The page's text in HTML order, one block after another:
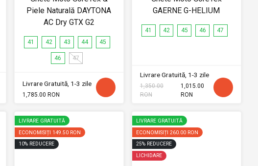
Piele Naturală DAYTONA
AC Dry GTX G2
41 42 43 44 45
46 47
Livrare Gratuită, 1-3 zile
1,785.00 RON
GAERNE G-HELIUM
41 42 45 46 47
Livrare Gratuită, 1-3 zile
1,350.00
RON
1,015.00
RON
LIVRARE GRATUITĂ
ECONOMISIȚI 149.50 RON
10% REDUCERE
LIVRARE GRATUITĂ
ECONOMISIȚI 260.00 RON
25% REDUCERE
LICHIDARE